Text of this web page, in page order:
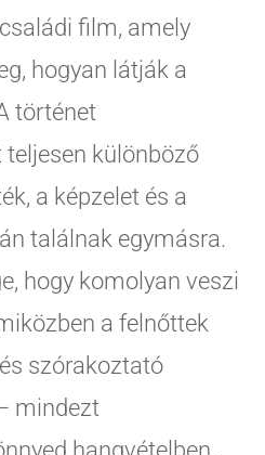
film, amely
hogyan látják a
történet
különböző
a képzelet és a
találnak egymásra.
hogy komolyan veszi
a felnőttek
szórakoztató
mindezt